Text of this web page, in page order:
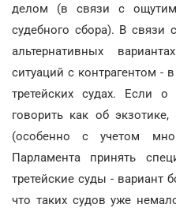
делом (в связи с
судебного сбора). В связи
альтернативных
ситуаций с контрагентом -
третейских судах. Если
говорить как об
(особенно с учетом
Парламента принять
третейские суды - вариант
что таких судов уже